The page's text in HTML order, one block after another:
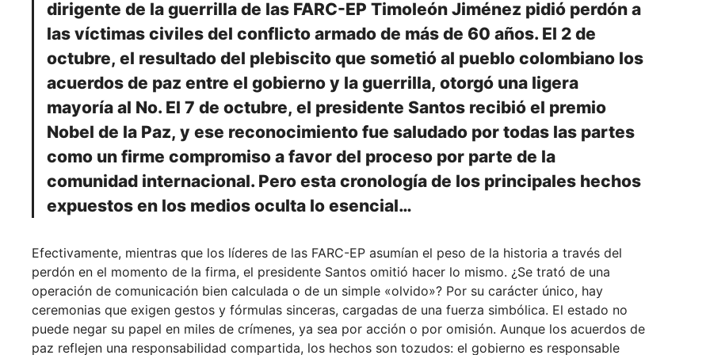
dirigente de la guerrilla de las FARC-EP Timoleón Jiménez pidió perdón a
las víctimas civiles del conflicto armado de más de 60 años. El 2 de
octubre, el resultado del plebiscito que sometió al pueblo colombiano los
acuerdos de paz entre el gobierno y la guerrilla, otorgó una ligera
mayoría al No. El 7 de octubre, el presidente Santos recibió el premio
Nobel de la Paz, y ese reconocimiento fue saludado por todas las partes
como un firme compromiso a favor del proceso por parte de la
comunidad internacional. Pero esta cronología de los principales hechos
expuestos en los medios oculta lo esencial…
Efectivamente, mientras que los líderes de las FARC-EP asumían el peso de la historia a través del
perdón en el momento de la firma, el presidente Santos omitió hacer lo mismo. ¿Se trató de una
operación de comunicación bien calculada o de un simple «olvido»? Por su carácter único, hay
ceremonias que exigen gestos y fórmulas sinceras, cargadas de una fuerza simbólica. El estado no
puede negar su papel en miles de crímenes, ya sea por acción o por omisión. Aunque los acuerdos de
paz reflejen una responsabilidad compartida, los hechos son tozudos: el gobierno es responsable